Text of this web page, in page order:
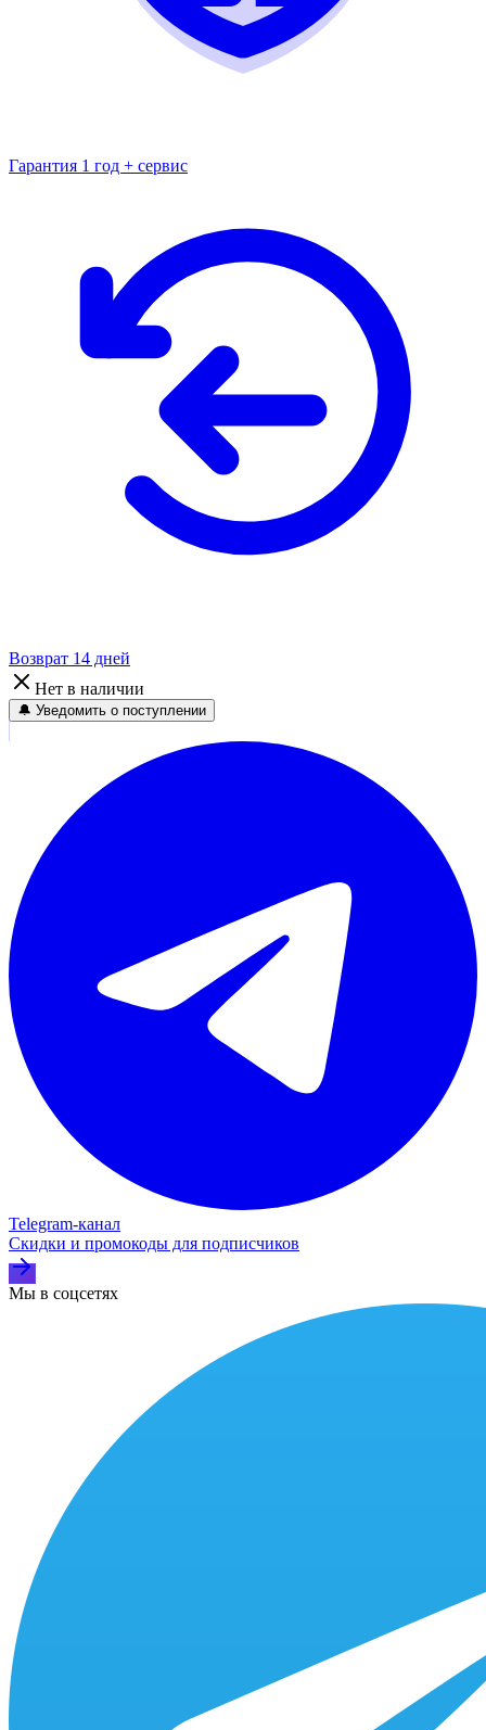
Гарантия 1 год + сервис
Возврат 14 дней
Нет в наличии
🔔 Уведомить о поступлении
Telegram‑канал
Скидки и промокоды для подписчиков
Мы в соцсетях